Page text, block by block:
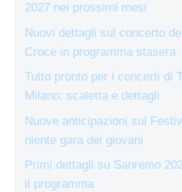
2027 nei prossimi mesi
Nuovi dettagli sul concerto
Croce in programma stasera
Tutto pronto per i concerti di
Milano: scaletta e dettagli
Nuove anticipazioni sul
niente gara dei giovani
Primi dettagli su Sanremo
il programma